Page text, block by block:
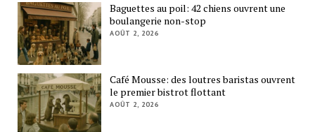
Baguettes au poil: 42 chiens ouvrent une
boulangerie non-stop
AOÛT 2, 2026
Café Mousse: des loutres baristas ouvrent
le premier bistrot flottant
AOÛT 2, 2026